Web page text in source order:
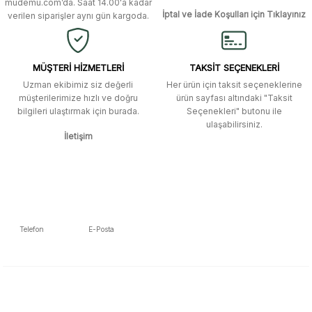
Ürün fiyatı diğer sitelerden daha pahalı.
Bu ürüne benzer farklı alternatifler olmalı.
Site güvenilir ve kullanışlı, fakat
kavela ve diğer ahşap aksesuarları
menü seçeneklerinde bulunmuyor,
spesifik olarak "kavela" terimini
aratarak bulunabilir.
M... K... | 12/12/2025
Ben bu kadar hızlı bir teslimat
Ben bu kadar hızlı bir teslimat
mudemu.com’da. Saat 14.00'a kadar
verilen siparişler aynı gün kargoda.
İptal ve İade Koşulları için Tıklayınız
MÜŞTERİ HİZMETLERİ
Uzman ekibimiz siz değerli
müşterilerimize hızlı ve doğru
bilgileri ulaştırmak için burada.
İletişim
TAKSİT SEÇENEKLERİ
Her ürün için taksit seçeneklerine
ürün sayfası altındaki "Taksit
Seçenekleri" butonu ile
ulaşabilirsiniz.
Telefon E-Posta